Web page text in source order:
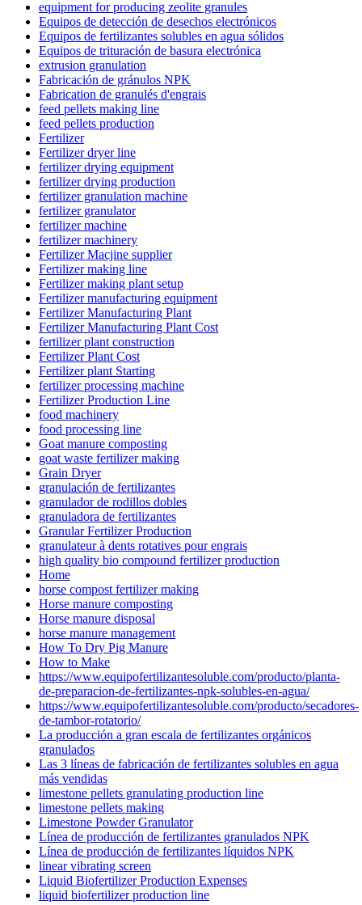
equipment for producing zeolite granules
Equipos de detección de desechos electrónicos
Equipos de fertilizantes solubles en agua sólidos
Equipos de trituración de basura electrónica
extrusion granulation
Fabricación de gránulos NPK
Fabrication de granulés d'engrais
feed pellets making line
feed pellets production
Fertilizer
Fertilizer dryer line
fertilizer drying equipment
fertilizer drying production
fertilizer granulation machine
fertilizer granulator
fertilizer machine
fertilizer machinery
Fertilizer Macjine supplier
Fertilizer making line
Fertilizer making plant setup
Fertilizer manufacturing equipment
Fertilizer Manufacturing Plant
Fertilizer Manufacturing Plant Cost
fertilizer plant construction
Fertilizer Plant Cost
Fertilizer plant Starting
fertilizer processing machine
Fertilizer Production Line
food machinery
food processing line
Goat manure composting
goat waste fertilizer making
Grain Dryer
granulación de fertilizantes
granulador de rodillos dobles
granuladora de fertilizantes
Granular Fertilizer Production
granulateur à dents rotatives pour engrais
high quality bio compound fertilizer production
Home
horse compost fertilizer making
Horse manure composting
Horse manure disposal
horse manure management
How To Dry Pig Manure
How to Make
https://www.equipofertilizantesoluble.com/producto/planta-
de-preparacion-de-fertilizantes-npk-solubles-en-agua/
https://www.equipofertilizantesoluble.com/producto/secadores-
de-tambor-rotatorio/
La producción a gran escala de fertilizantes orgánicos
granulados
Las 3 líneas de fabricación de fertilizantes solubles en agua
más vendidas
limestone pellets granulating production line
limestone pellets making
Limestone Powder Granulator
Línea de producción de fertilizantes granulados NPK
Línea de producción de fertilizantes líquidos NPK
linear vibrating screen
Liquid Biofertilizer Production Expenses
liquid biofertilizer production line